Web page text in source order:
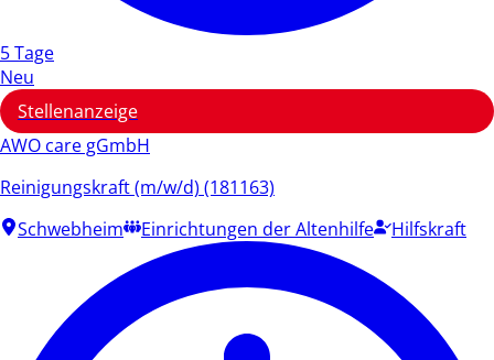
5 Tage
Neu
Stellenanzeige
AWO care gGmbH
Reinigungskraft (m/w/d) (181163)
Schwebheim
Einrichtungen der Altenhilfe Hilfskraft